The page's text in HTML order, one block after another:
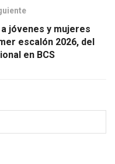
jóvenes y mujeres
escalón 2026, del
en BCS